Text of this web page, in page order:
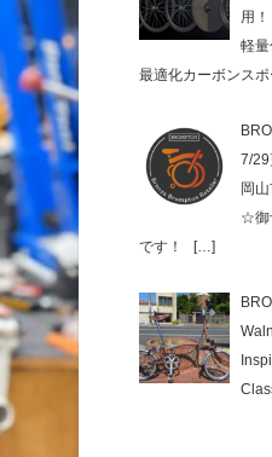
用！
軽
最適化カーボンス
7/29
岡
☆御
です！
[…]